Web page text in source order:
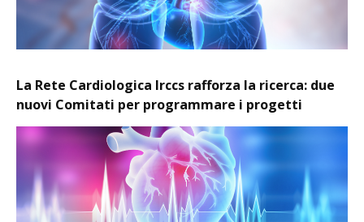
La Rete Cardiologica Irccs rafforza la ricerca: due
nuovi Comitati per programmare i progetti